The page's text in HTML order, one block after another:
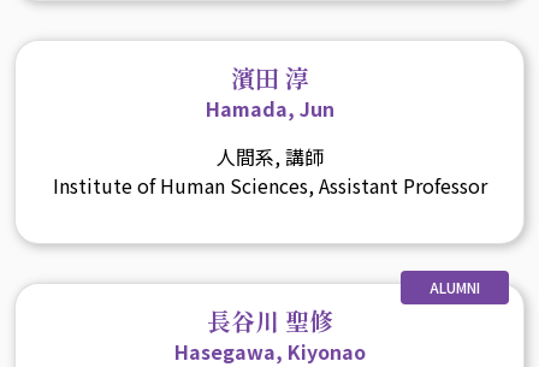
濱田 淳
Hamada, Jun
人間系, 講師
Institute of Human Sciences, Assistant Professor
ALUMNI
長谷川 聖修
Hasegawa, Kiyonao